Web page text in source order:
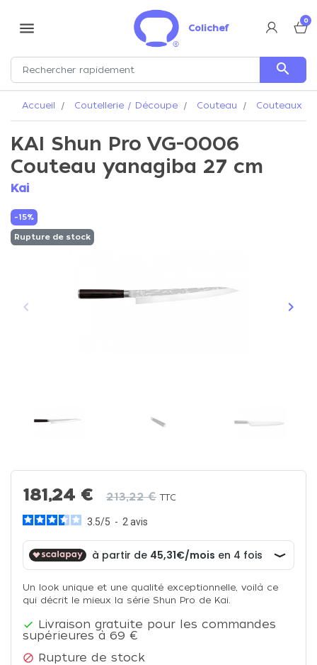
menu Colichef
0
search
Accueil Coutellerie / Découpe Couteau Couteaux
KAI Shun Pro VG-0006
Couteau yanagiba 27 cm
Kai
-15%
Rupture de stock
Précédent
keyboard_arrow_left keyboard_arrow_right
181,24 € 213,22 € TTC
3.5/5 - 2 avis
Un look unique et une qualité exceptionnelle, voilà ce
qui décrit le mieux la série Shun Pro de Kai.
 Livraison gratuite pour les commandes
supérieures à 69 €
 Rupture de stock